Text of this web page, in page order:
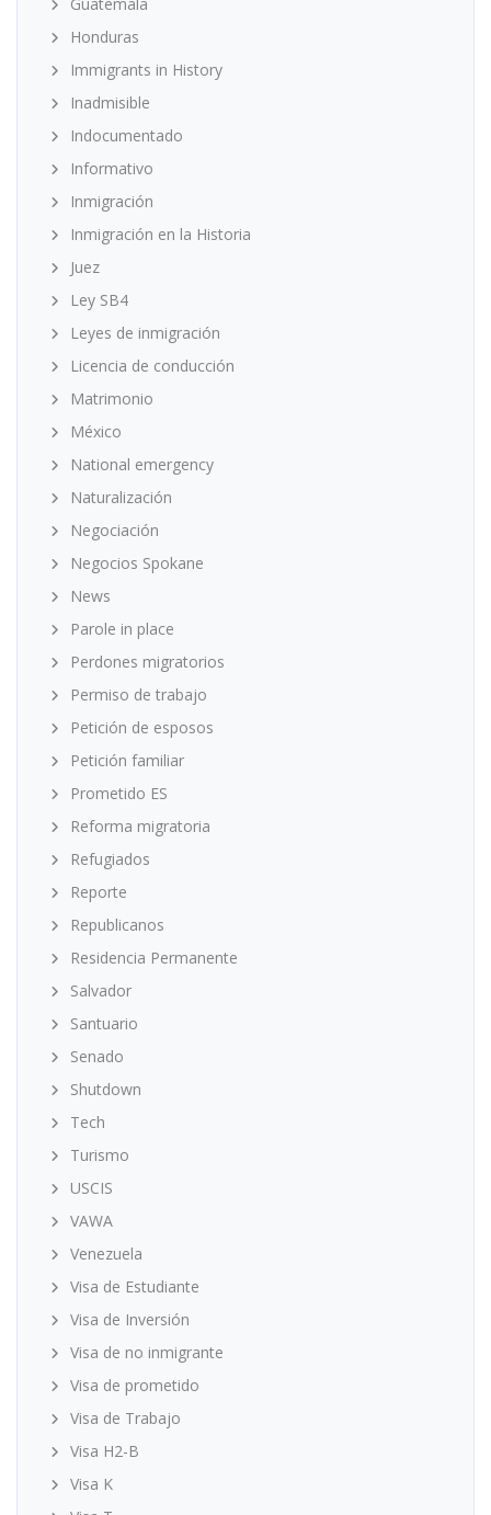
Honduras
Immigrants in History
Inadmisible
Indocumentado
Informativo
Inmigración
Inmigración en la Historia
Juez
Ley SB4
Leyes de inmigración
Licencia de conducción
Matrimonio
México
National emergency
Naturalización
Negociación
Negocios Spokane
News
Parole in place
Perdones migratorios
Permiso de trabajo
Petición de esposos
Petición familiar
Prometido ES
Reforma migratoria
Refugiados
Reporte
Republicanos
Residencia Permanente
Salvador
Santuario
Senado
Shutdown
Tech
Turismo
USCIS
VAWA
Venezuela
Visa de Estudiante
Visa de Inversión
Visa de no inmigrante
Visa de prometido
Visa de Trabajo
Visa H2-B
Visa K